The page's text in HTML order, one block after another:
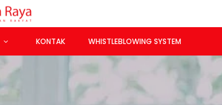
KONTAK WHISTLEBLOWING SYSTEM